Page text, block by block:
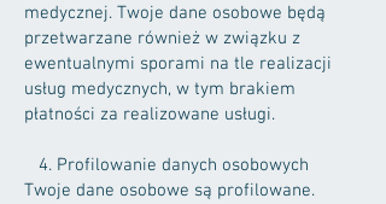
medycznej. Twoje dane osobowe będą
przetwarzane również w związku z
ewentualnymi sporami na tle realizacji
usług medycznych, w tym brakiem
płatności za realizowane usługi.
4. Profilowanie danych osobowych
Twoje dane osobowe są profilowane.